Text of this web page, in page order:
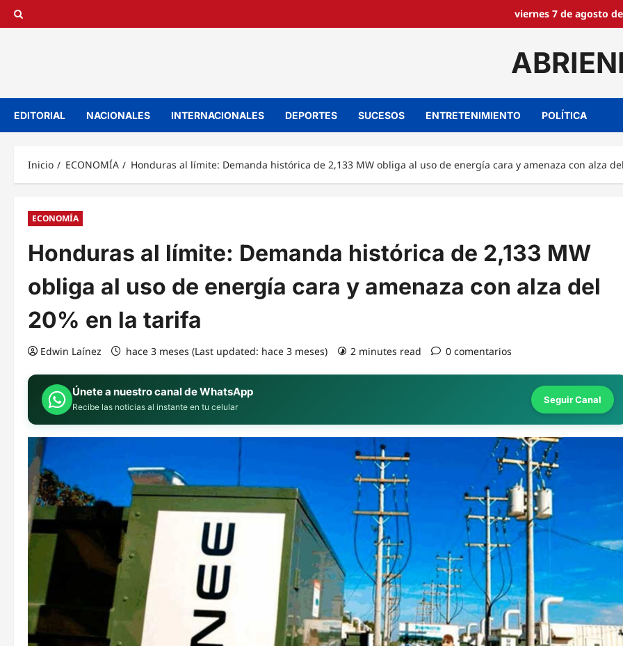
Saltar
viernes 7 de agosto
EDITORIAL NACIONALES INTERNACIONALES DEPORTES SUCESOS ENTRETENIMIENTO POLÍTICA
Inicio ECONOMÍA Honduras al límite: Demanda histórica de 2,133 MW obliga al uso de energía cara y amenaza con alza
ECONOMÍA
Honduras al límite: Demanda histórica de 2,133 MW
obliga al uso de energía cara y amenaza con alza del
20% en la tarifa
Edwin Laínez hace 3 meses (Last updated: hace 3 meses) 2 minutes read 0 comentarios
Únete a nuestro canal de WhatsApp
Recibe las noticias al instante en tu celular
Seguir Canal